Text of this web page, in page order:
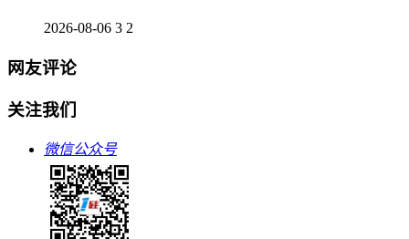
2026-08-06 3 2
网友评论
关注我们
微信公众号